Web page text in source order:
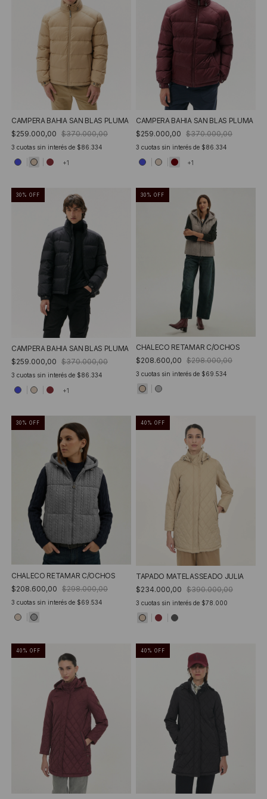
CAMPERA BAHIA SAN BLAS PLUMA
$259.000,00 $370.000,00
3 cuotas sin interés de $86.334
+1
CAMPERA BAHIA SAN BLAS PLUMA
$259.000,00 $370.000,00
3 cuotas sin interés de $86.334
+1
30 % OFF
CAMPERA BAHIA SAN BLAS PLUMA
$259.000,00 $370.000,00
3 cuotas sin interés de $86.334
+1
30 % OFF
CHALECO RETAMAR C/OCHOS
$208.600,00 $298.000,00
3 cuotas sin interés de $69.534
30 % OFF
CHALECO RETAMAR C/OCHOS
$208.600,00 $298.000,00
3 cuotas sin interés de $69.534
40 % OFF
TAPADO MATELASSEADO JULIA
$234.000,00 $390.000,00
3 cuotas sin interés de $78.000
40 % OFF 40 % OFF